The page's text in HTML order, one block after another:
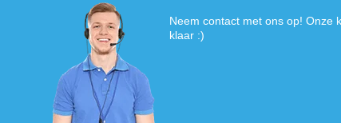
Neem contact met ons op! Onze
klaar :)